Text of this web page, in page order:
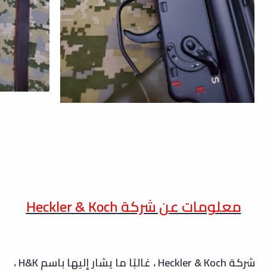
معلومات عن شركةHeckler & Koch
شركة Heckler & Koch ، غالبًا ما يشار إليها باسم H&K ،